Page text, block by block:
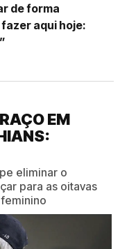
de forma
aqui hoje:
EM
eliminar o
para as oitavas